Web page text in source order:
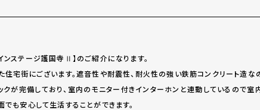
ステージ護国寺Ⅱ】のご紹介になります。
宅街にございます。遮音性や耐震性、耐火性の強い鉄筋コンクリート造な
クが完備しており、室内のモニター付きインターホンと連動しているので
も安心して生活することができます。